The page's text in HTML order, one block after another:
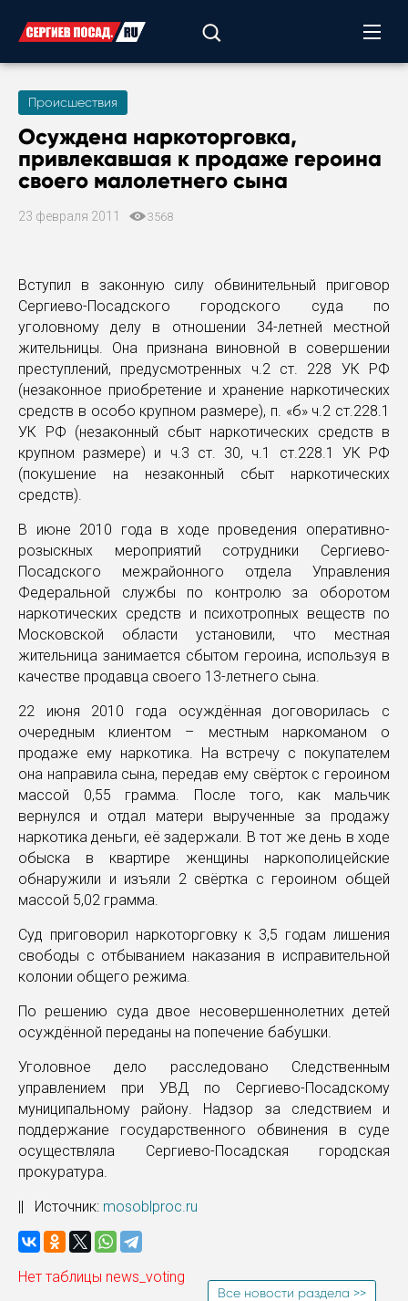
Происшествия
Осуждена наркоторговка,
привлекавшая к продаже героина
своего малолетнего сына
23 февраля 2011 3568
Вступил в законную силу обвинительный приговор
Сергиево-Посадского городского суда по
уголовному делу в отношении 34-летней местной
жительницы. Она признана виновной в совершении
преступлений, предусмотренных ч.2 ст. 228 УК РФ
(незаконное приобретение и хранение наркотических
средств в особо крупном размере), п. «б» ч.2 ст.228.1
УК РФ (незаконный сбыт наркотических средств в
крупном размере) и ч.3 ст. 30, ч.1 ст.228.1 УК РФ
(покушение на незаконный сбыт наркотических
средств).
В июне 2010 года в ходе проведения оперативно-
розыскных мероприятий сотрудники Сергиево-
Посадского межрайонного отдела Управления
Федеральной службы по контролю за оборотом
наркотических средств и психотропных веществ по
Московской области установили, что местная
жительница занимается сбытом героина, используя в
качестве продавца своего 13-летнего сына.
22 июня 2010 года осуждённая договорилась с
очередным клиентом – местным наркоманом о
продаже ему наркотика. На встречу с покупателем
она направила сына, передав ему свёрток с героином
массой 0,55 грамма. После того, как мальчик
вернулся и отдал матери вырученные за продажу
наркотика деньги, её задержали. В тот же день в ходе
обыска в квартире женщины наркополицейские
обнаружили и изъяли 2 свёртка с героином общей
массой 5,02 грамма.
Суд приговорил наркоторговку к 3,5 годам лишения
свободы с отбыванием наказания в исправительной
колонии общего режима.
По решению суда двое несовершеннолетних детей
осуждённой переданы на попечение бабушки.
Уголовное дело расследовано Следственным
управлением при УВД по Сергиево-Посадскому
муниципальному району. Надзор за следствием и
поддержание государственного обвинения в суде
осуществляла Сергиево-Посадская городская
прокуратура.
|| Источник: mosoblproc.ru
Нет таблицы news_voting
Все новости раздела >>